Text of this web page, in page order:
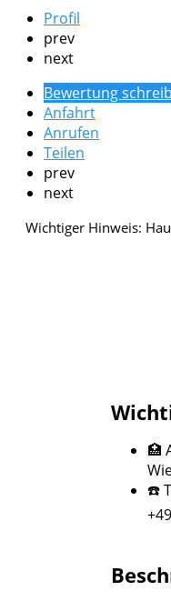
Profil
prev
next
Bewertung
Anfahrt
Anrufen
Teilen
prev
next
🏥
☎️